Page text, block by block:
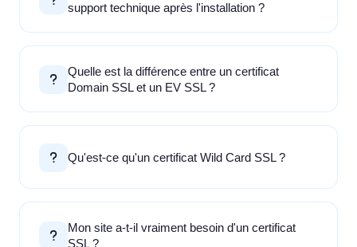
support technique après l'installation ?
Quelle est la différence entre un certificat
Domain SSL et un EV SSL ?
Qu'est-ce qu'un certificat Wild Card SSL ?
Mon site a-t-il vraiment besoin d'un certificat
SSL ?